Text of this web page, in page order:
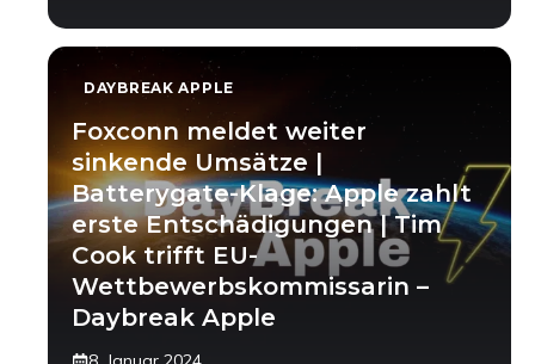
DAYBREAK APPLE
Foxconn meldet weiter
sinkende Umsätze |
Batterygate-Klage: Apple zahlt
erste Entschädigungen | Tim
Cook trifft EU-
Wettbewerbskommissarin –
Daybreak Apple